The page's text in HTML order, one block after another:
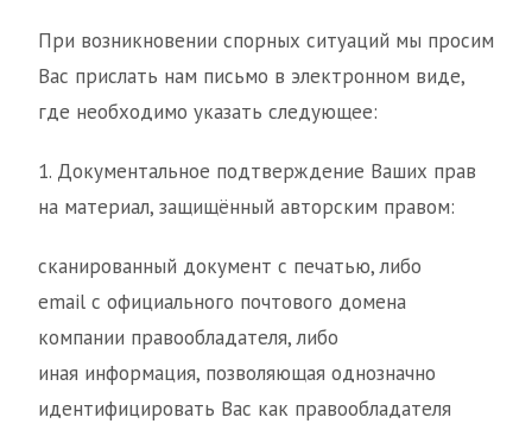
При возникновении спорных ситуаций мы просим
Вас прислать нам письмо в электронном виде,
где необходимо указать следующее:
1. Документальное подтверждение Ваших прав
на материал, защищённый авторским правом:
сканированный документ с печатью, либо
email с официального почтового домена
компании правообладателя, либо
иная информация, позволяющая однозначно
идентифицировать Вас как правообладателя